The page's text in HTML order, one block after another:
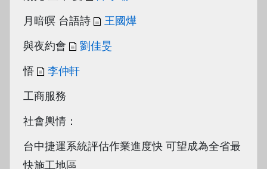
月暗暝 台語詩 王國燁
與夜約會 劉佳旻
悟 李仲軒
工商服務
社會輿情：
台中捷運系統評估作業進度快 可望成為全省最
快施工地區